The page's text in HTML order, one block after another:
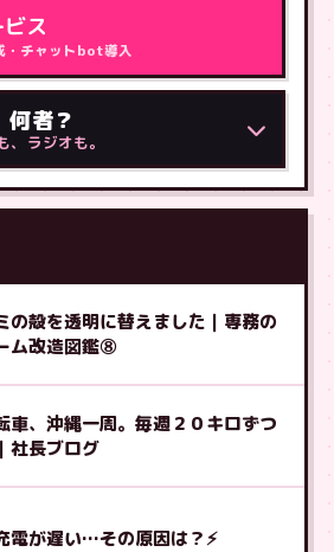
ス
・チャットbot導入
何者？
、ラジオも。
の殻を透明に替えました｜専務の
ム改造図鑑⑧
車、沖縄一周。毎週２０キロずつ
社長ブログ
電が遅い…その原因は？⚡